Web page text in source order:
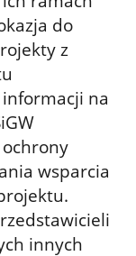
do
z
informacji na
wsparcia
innych